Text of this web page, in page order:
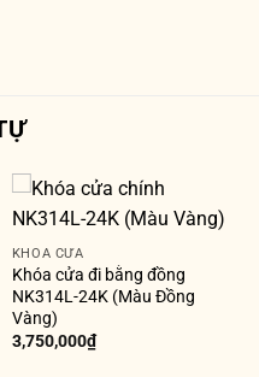
KHÓA CỬA
Khóa cửa đi bằng đồng
NK314L-24K (Màu Đồng
Vàng)
3,750,000₫